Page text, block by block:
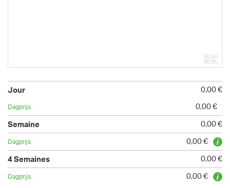
0,00 €
0,00 €
0,00 €
0,00 €
0,00 €
0,00 €